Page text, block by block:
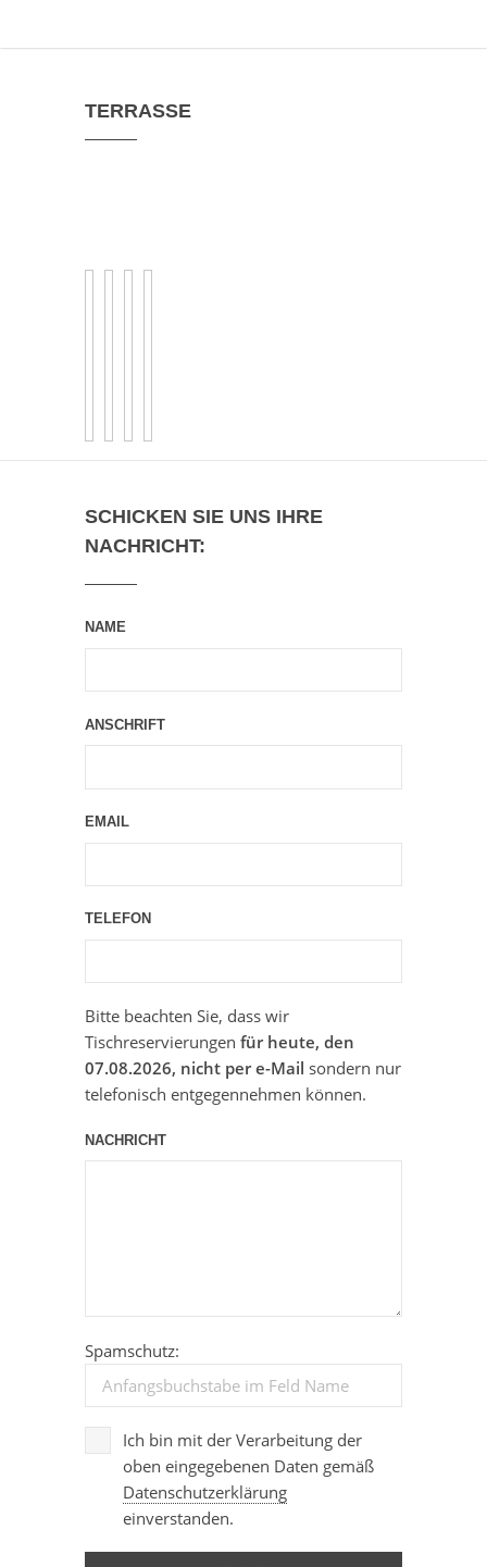
TERRASSE
SCHICKEN SIE UNS IHRE
NACHRICHT:
NAME
ANSCHRIFT
EMAIL
TELEFON
Bitte beachten Sie, dass wir
Tischreservierungen für heute, den
07.08.2026, nicht per e-Mail sondern nur
telefonisch entgegennehmen können.
NACHRICHT
Spamschutz:
Ich bin mit der Verarbeitung der
oben eingegebenen Daten gemäß
Datenschutzerklärung
einverstanden.